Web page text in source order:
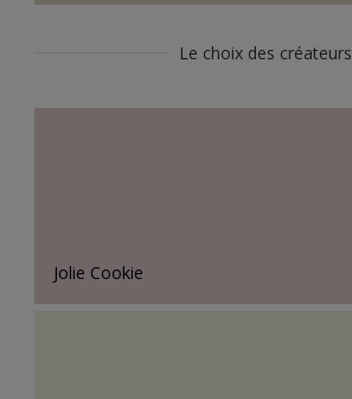
Le choix des créateurs
Jolie Cookie